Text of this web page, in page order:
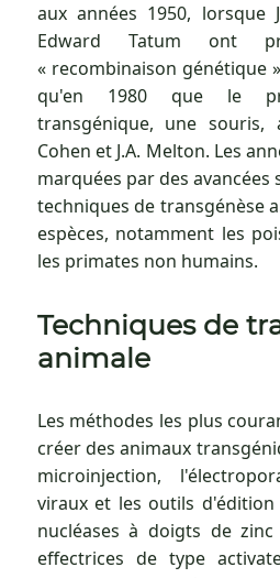
aux années 1950, lorsque
Edward Tatum ont
« recombinaison génétique
qu'en 1980 que le
transgénique, une souris,
Cohen et J.A. Melton. Les
marquées par des avancées
techniques de transgénèse
espèces, notamment les
les primates non humains.
Techniques de
animale
Les méthodes les plus
créer des animaux
microinjection,
viraux et les outils
nucléases à doigts de zinc
effectrices de type